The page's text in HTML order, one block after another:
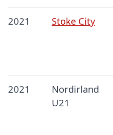
2021 Stoke City
2021
Nordirland
U21